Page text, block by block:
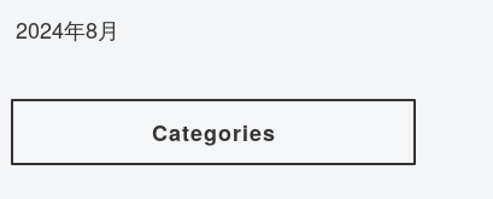
2024年8月
Categories